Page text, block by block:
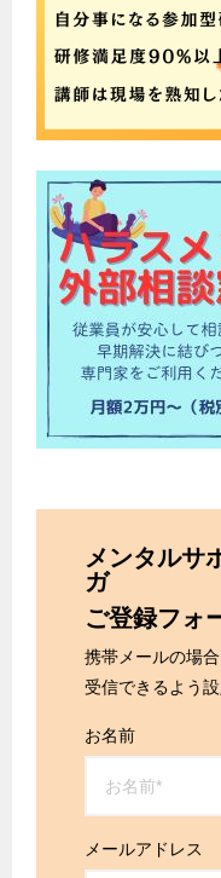
メンタルサ
ガ
ご登録フォ
携帯メールの場
受信できるよう
お名前
メールアドレス